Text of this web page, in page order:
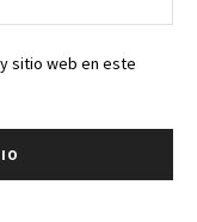
sitio web en este